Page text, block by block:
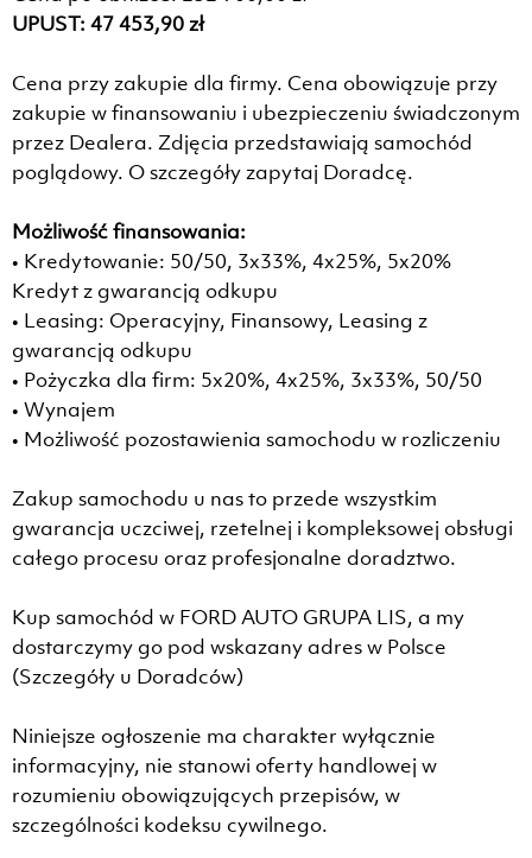
UPUST: 47 453,90 zł
Cena przy zakupie dla firmy. Cena obowiązuje przy
zakupie w finansowaniu i ubezpieczeniu świadczonym
przez Dealera. Zdjęcia przedstawiają samochód
poglądowy. O szczegóły zapytaj Doradcę.
Możliwość finansowania:
• Kredytowanie: 50/50, 3x33%, 4x25%, 5x20%
Kredyt z gwarancją odkupu
• Leasing: Operacyjny, Finansowy, Leasing z
gwarancją odkupu
• Pożyczka dla firm: 5x20%, 4x25%, 3x33%, 50/50
• Wynajem
• Możliwość pozostawienia samochodu w rozliczeniu
Zakup samochodu u nas to przede wszystkim
gwarancja uczciwej, rzetelnej i kompleksowej obsługi
całego procesu oraz profesjonalne doradztwo.
Kup samochód w FORD AUTO GRUPA LIS, a my
dostarczymy go pod wskazany adres w Polsce
(Szczegóły u Doradców)
Niniejsze ogłoszenie ma charakter wyłącznie
informacyjny, nie stanowi oferty handlowej w
rozumieniu obowiązujących przepisów, w
szczególności kodeksu cywilnego.